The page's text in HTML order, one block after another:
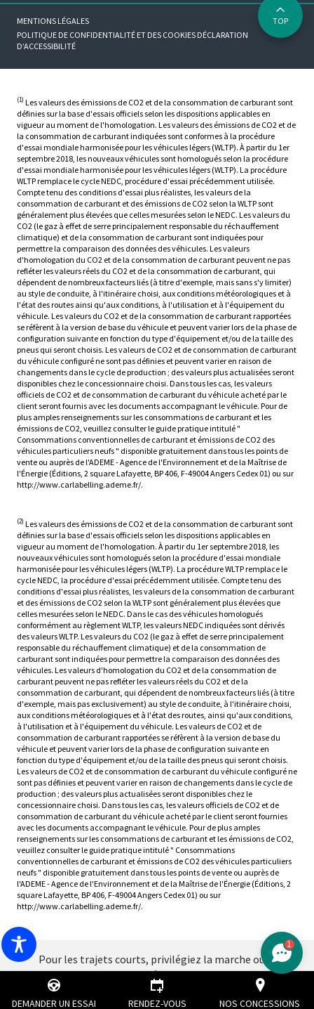
MENTIONS LÉGALES
POLITIQUE DE CONFIDENTIALITÉ ET DES COOKIES DÉCLARATION
D’ACCESSIBILITÉ
TOP
(1) Les valeurs des émissions de CO2 et de la consommation de carburant sont
définies sur la base d'essais officiels selon les dispositions applicables en
vigueur au moment de l'homologation. Les valeurs des émissions de CO2 et de
la consommation de carburant indiquées sont conformes à la procédure
d'essai mondiale harmonisée pour les véhicules légers (WLTP). À partir du 1er
septembre 2018, les nouveaux véhicules sont homologués selon la procédure
d'essai mondiale harmonisée pour les véhicules légers (WLTP). La procédure
WLTP remplace le cycle NEDC, procédure d'essai précédemment utilisée.
Compte tenu des conditions d'essai plus réalistes, les valeurs de la
consommation de carburant et des émissions de CO2 selon la WLTP sont
généralement plus élevées que celles mesurées selon le NEDC. Les valeurs du
CO2 (le gaz à effet de serre principalement responsable du réchauffement
climatique) et de la consommation de carburant sont indiquées pour
permettre la comparaison des données des véhicules. Les valeurs
d'homologation du CO2 et de la consommation de carburant peuvent ne pas
refléter les valeurs réels du CO2 et de la consommation de carburant, qui
dépendent de nombreux facteurs liés (à titre d'exemple, mais sans s'y limiter)
au style de conduite, à l'itinéraire choisi, aux conditions météorologiques et à
l'état des routes ainsi qu'aux conditions, à l'utilisation et à l'équipement du
véhicule. Les valeurs du CO2 et de la consommation de carburant rapportées
se réfèrent à la version de base du véhicule et peuvent varier lors de la phase de
configuration suivante en fonction du type d'équipement et/ou de la taille des
pneus qui seront choisis. Les valeurs de CO2 et de consommation de carburant
du véhicule configuré ne sont pas définies et peuvent varier en raison de
changements dans le cycle de production ; des valeurs plus actualisées seront
disponibles chez le concessionnaire choisi. Dans tous les cas, les valeurs
officiels de CO2 et de consommation de carburant du véhicule acheté par le
client seront fournis avec les documents accompagnant le véhicule. Pour de
plus amples renseignements sur les consommations de carburant et les
émissions de CO2, veuillez consulter le guide pratique intitulé "
Consommations conventionnelles de carburant et émissions de CO2 des
véhicules particuliers neufs " disponible gratuitement dans tous les points de
vente ou auprès de l'ADEME - Agence de l'Environnement et de la Maîtrise de
l'Énergie (Éditions, 2 square Lafayette, BP 406, F-49004 Angers Cedex 01) ou sur
http://www.carlabelling.ademe.fr/.
(2) Les valeurs des émissions de CO2 et de la consommation de carburant sont
définies sur la base d'essais officiels selon les dispositions applicables en
vigueur au moment de l'homologation. À partir du 1er septembre 2018, les
nouveaux véhicules sont homologués selon la procédure d'essai mondiale
harmonisée pour les véhicules légers (WLTP). La procédure WLTP remplace le
cycle NEDC, la procédure d'essai précédemment utilisée. Compte tenu des
conditions d'essai plus réalistes, les valeurs de la consommation de carburant
et des émissions de CO2 selon la WLTP sont généralement plus élevées que
celles mesurées selon le NEDC. Dans le cas des véhicules homologués
conformément au règlement WLTP, les valeurs NEDC indiquées sont dérivés
des valeurs WLTP. Les valeurs du CO2 (le gaz à effet de serre principalement
responsable du réchauffement climatique) et de la consommation de
carburant sont indiquées pour permettre la comparaison des données des
véhicules. Les valeurs d'homologation du CO2 et de la consommation de
carburant peuvent ne pas refléter les valeurs réels du CO2 et de la
consommation de carburant, qui dépendent de nombreux facteurs liés (à titre
d'exemple, mais pas exclusivement) au style de conduite, à l'itinéraire choisi,
aux conditions météorologiques et à l'état des routes, ainsi qu'aux conditions,
à l'utilisation et à l'équipement du véhicule. Les valeurs de CO2 et de
consommation de carburant rapportées se réfèrent à la version de base du
véhicule et peuvent varier lors de la phase de configuration suivante en
fonction du type d'équipement et/ou de la taille des pneus qui seront choisis.
Les valeurs de CO2 et de consommation de carburant du véhicule configuré ne
sont pas définies et peuvent varier en raison de changements dans le cycle de
production ; des valeurs plus actualisées seront disponibles chez le
concessionnaire choisi. Dans tous les cas, les valeurs officiels de CO2 et de
consommation de carburant du véhicule acheté par le client seront fournies
avec les documents accompagnant le véhicule. Pour de plus amples
renseignements sur les consommations de carburant et les émissions de CO2,
veuillez consulter le guide pratique intitulé " Consommations
conventionnelles de carburant et émissions de CO2 des véhicules particuliers
neufs " disponible gratuitement dans tous les points de vente ou auprès de
l'ADEME - Agence de l'Environnement et de la Maîtrise de l'Énergie (Éditions, 2
square Lafayette, BP 406, F-49004 Angers Cedex 01) ou sur
http://www.carlabelling.ademe.fr/.
Pour les trajets courts, privilégiez la marche ou le
vélo
#SeDéplacerMoinsPolluer
DEMANDER UN ESSAI RENDEZ-VOUS NOS CONCESSIONS
1